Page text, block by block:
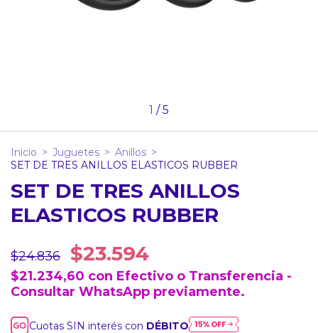
1 /5
Inicio > Juguetes > Anillos >
SET DE TRES ANILLOS ELASTICOS RUBBER
SET DE TRES ANILLOS
ELASTICOS RUBBER
$24.836 $23.594
$21.234,60 con Efectivo o Transferencia -
Consultar WhatsApp previamente.
Cuotas SIN interés con DÉBITO